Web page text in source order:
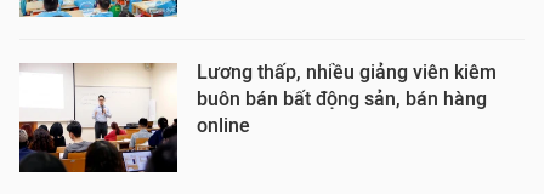
Lương thấp, nhiều giảng viên kiêm
buôn bán bất động sản, bán hàng
online